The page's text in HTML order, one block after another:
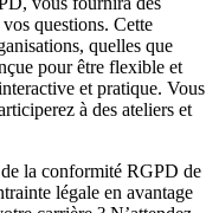
questions. Cette
quelles que
pour être flexible et
et pratique. Vous
à des ateliers et
la conformité RGPD de
légale en avantage